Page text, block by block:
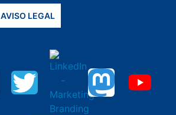
AVISO LEGAL